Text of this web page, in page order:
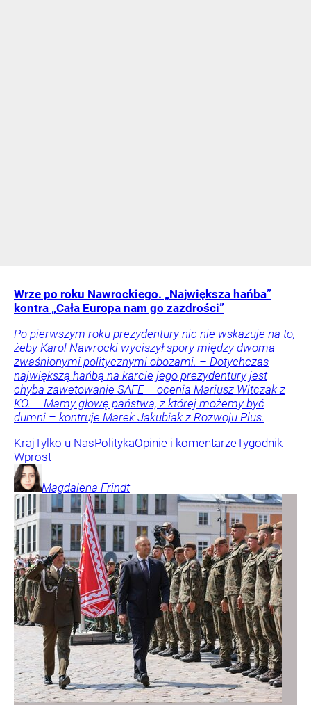
Wrze po roku Nawrockiego. „Największa hańba”
kontra „Cała Europa nam go zazdrości”
Po pierwszym roku prezydentury nic nie wskazuje na to,
żeby Karol Nawrocki wyciszył spory między dwoma
zwaśnionymi politycznymi obozami. – Dotychczas
największą hańbą na karcie jego prezydentury jest
chyba zawetowanie SAFE – ocenia Mariusz Witczak z
KO. – Mamy głowę państwa, z której możemy być
dumni – kontruje Marek Jakubiak z Rozwoju Plus.
KrajTylko u NasPolitykaOpinie i komentarzeTygodnik
Wprost
Magdalena Frindt